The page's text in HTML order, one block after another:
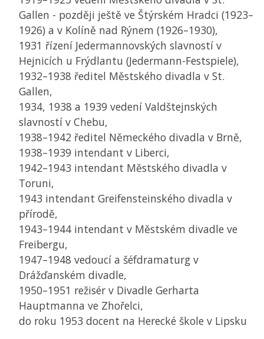
Gallen - později ještě ve Štýrském Hradci (1923–
1926) a v Kolíně nad Rýnem (1926–1930),
1931 řízení Jedermannovských slavností v
Hejnicích u Frýdlantu (Jedermann-Festspiele),
1932–1938 ředitel Městského divadla v St.
Gallen,
1934, 1938 a 1939 vedení Valdštejnských
slavností v Chebu,
1938–1942 ředitel Německého divadla v Brně,
1938–1939 intendant v Liberci,
1942–1943 intendant Městského divadla v
Toruni,
1943 intendant Greifensteinského divadla v
přírodě,
1943–1944 intendant v Městském divadle ve
Freibergu,
1947–1948 vedoucí a šéfdramaturg v
Drážďanském divadle,
1950–1951 režisér v Divadle Gerharta
Hauptmanna ve Zhořelci,
do roku 1953 docent na Herecké škole v Lipsku